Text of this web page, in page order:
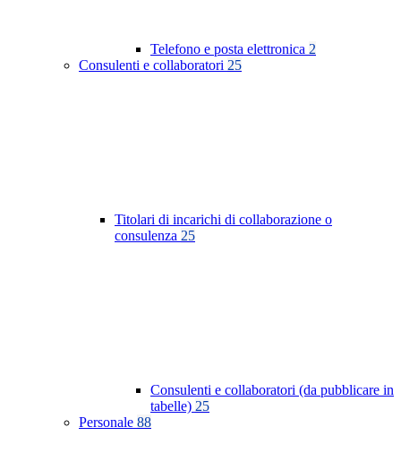
Telefono e posta elettronica 2
Consulenti e collaboratori 25
Titolari di incarichi di collaborazione o
consulenza 25
Consulenti e collaboratori (da pubblicare in
tabelle) 25
Personale 88